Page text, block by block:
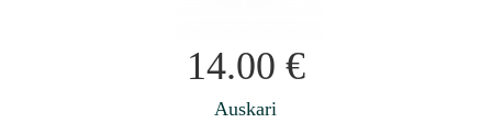
14.00 €
Auskari